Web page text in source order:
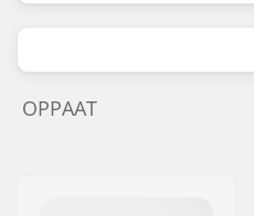
OPPAAT